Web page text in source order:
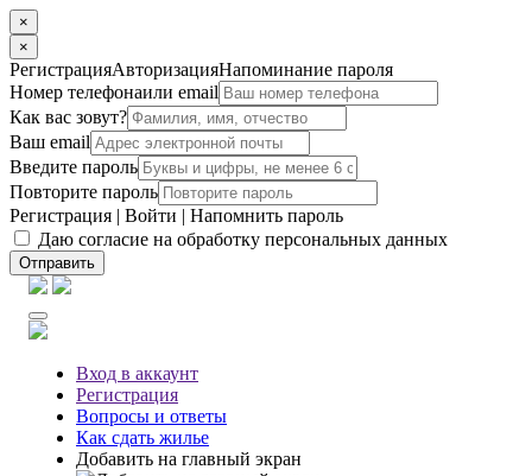
×
×
РегистрацияАвторизацияНапоминание пароля
Номер телефонаили email
Как вас зовут?
Ваш email
Введите пароль
Повторите пароль
Регистрация | Войти | Напомнить пароль
Даю согласие на обработку персональных данных
Отправить
Вход в аккаунт
Регистрация
Вопросы и ответы
Как сдать жилье
Добавить на главный экран